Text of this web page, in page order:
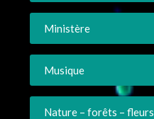
Ministère
Musique
Nature – forêts – fleurs